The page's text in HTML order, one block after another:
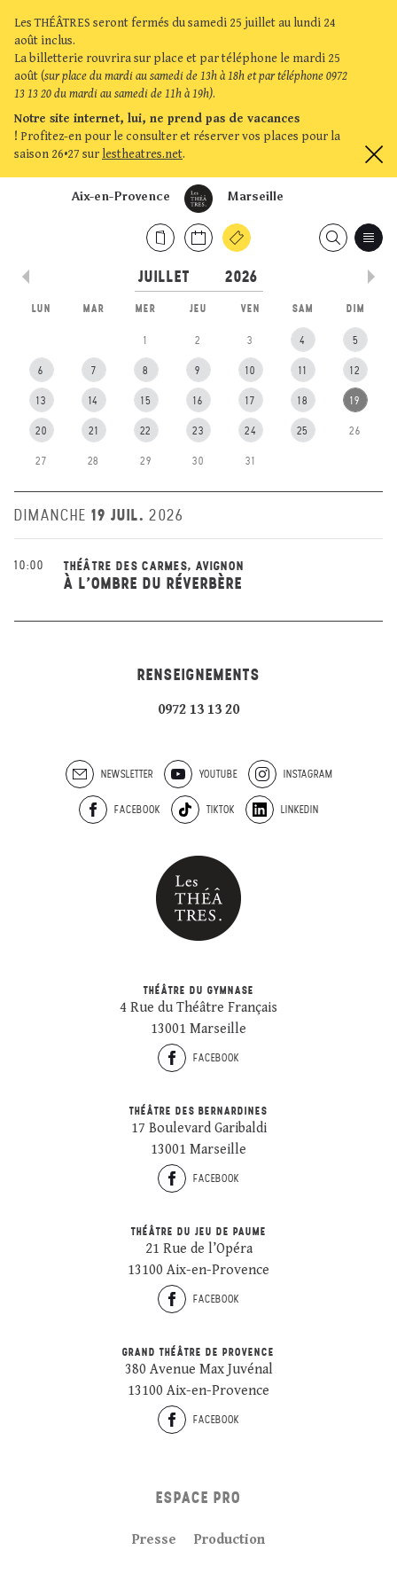
Les THÉÂTRES seront fermés du samedi 25 juillet au lundi 24
août inclus.
La billetterie rouvrira sur place et par téléphone le mardi 25
août (sur place du mardi au samedi de 13h à 18h et par téléphone 0972
13 13 20 du mardi au samedi de 11h à 19h).
Notre site internet, lui, ne prend pas de vacances
! Profitez-en pour le consulter et réserver vos places pour la
saison 26•27 sur lestheatres.net.
Marseille
Aix-en-Provence
LUN MAR MER JEU VEN SAM DIM
1 2 3 4 5
6 7 8 9 10 11 12
13 14 15 16 17 18 19
20 21 22 23 24 25 26
27 28 29 30 31
DIMANCHE 19 JUIL. 2026
10:00 THÉÂTRE DES CARMES, AVIGNON
À L'OMBRE DU RÉVERBÈRE
RENSEIGNEMENTS
0972 13 13 20
NEWSLETTER YOUTUBE INSTAGRAM
FACEBOOK TIKTOK LINKEDIN
THÉÂTRE DU GYMNASE
4 Rue du Théâtre Français
13001 Marseille
FACEBOOK
THÉÂTRE DES BERNARDINES
17 Boulevard Garibaldi
13001 Marseille
FACEBOOK
THÉÂTRE DU JEU DE PAUME
21 Rue de l’Opéra
13100 Aix-en-Provence
FACEBOOK
GRAND THÉÂTRE DE PROVENCE
380 Avenue Max Juvénal
13100 Aix-en-Provence
FACEBOOK
ESPACE PRO
Presse Production